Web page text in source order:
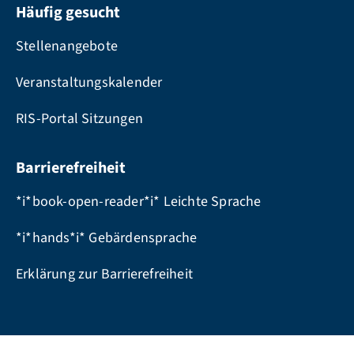
Häufig gesucht
Stellenangebote
Veranstaltungskalender
RIS-Portal Sitzungen
Barrierefreiheit
*i*book-open-reader*i* Leichte Sprache
*i*hands*i* Gebärdensprache
Erklärung zur Barrierefreiheit